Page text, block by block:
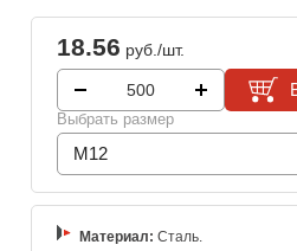
18.56 руб./шт.
Выбрать размер
M12
Материал: Сталь.